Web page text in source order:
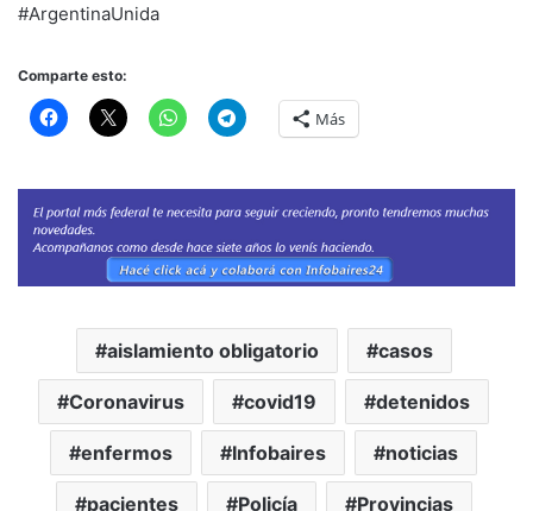
#ArgentinaUnida
Comparte esto:
Más
aislamiento obligatorio casos
Coronavirus covid19 detenidos
enfermos Infobaires noticias
pacientes Policía Provincias